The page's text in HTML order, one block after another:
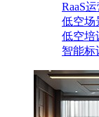
RaaS
低空场
低空培
智能标